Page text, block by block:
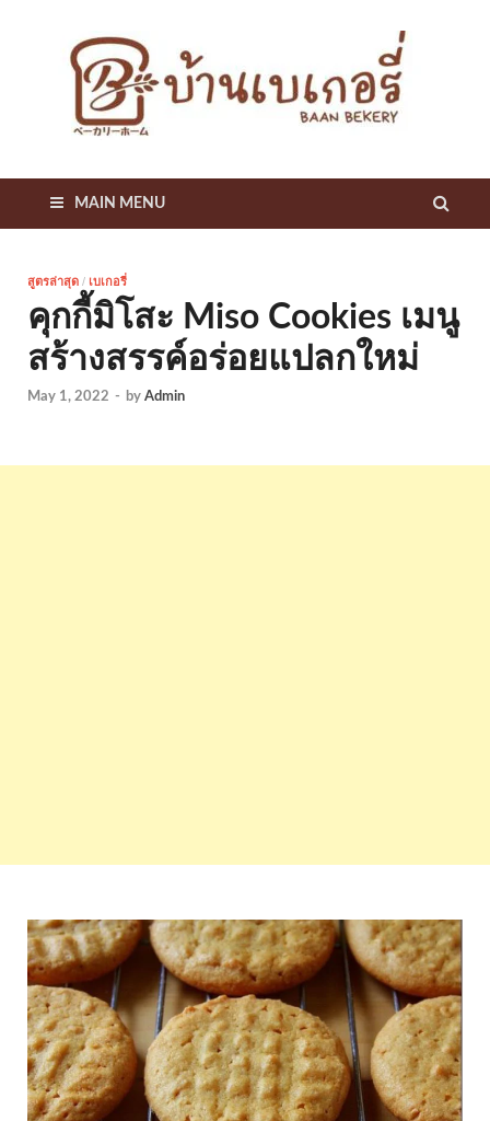
ลับ
MAIN MENU
สูตรล่าสุด / เบเกอรี่
คุกกี้มิโสะ Miso Cookies เมนู
สร้างสรรค์อร่อยแปลกใหม่
May 1, 2022 - by Admin